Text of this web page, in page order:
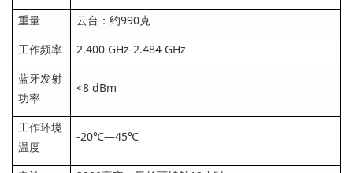
重量
云台：约990克
工作频率
2.400 GHz-2.484 GHz
蓝牙发射
功率
<8 dBm
工作环境
温度
-20℃—45℃